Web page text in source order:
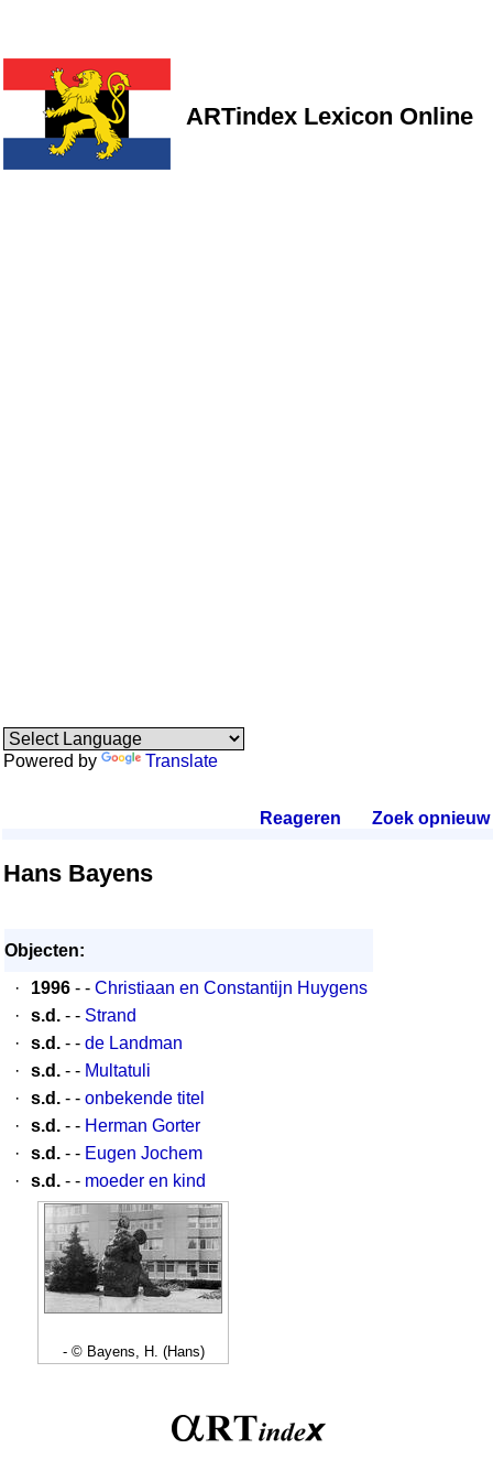
ARTindex Lexicon Online
Powered by Translate
Reageren Zoek opnieuw.
Hans Bayens
Objecten:
·
1996 - - Christiaan en Constantijn Huygens
·
s.d. - - Strand
·
s.d. - - de Landman
·
s.d. - - Multatuli
·
s.d. - - onbekende titel
·
s.d. - - Herman Gorter
·
s.d. - - Eugen Jochem
·
s.d. - - moeder en kind
- © Bayens, H. (Hans)